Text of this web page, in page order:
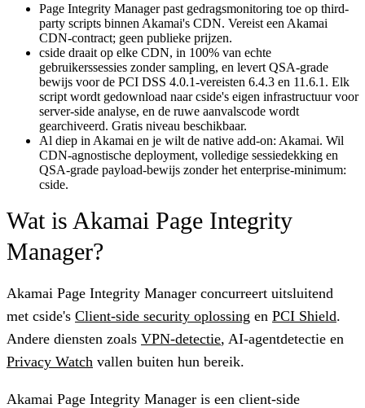
Page Integrity Manager past gedragsmonitoring toe op third-
party scripts binnen Akamai's CDN. Vereist een Akamai
CDN-contract; geen publieke prijzen.
cside draait op elke CDN, in 100% van echte
gebruikerssessies zonder sampling, en levert QSA-grade
bewijs voor de PCI DSS 4.0.1-vereisten 6.4.3 en 11.6.1. Elk
script wordt gedownload naar cside's eigen infrastructuur voor
server-side analyse, en de ruwe aanvalscode wordt
gearchiveerd. Gratis niveau beschikbaar.
Al diep in Akamai en je wilt de native add-on: Akamai. Wil
CDN-agnostische deployment, volledige sessiedekking en
QSA-grade payload-bewijs zonder het enterprise-minimum:
cside.
Wat is Akamai Page Integrity
Manager?
Akamai Page Integrity Manager concurreert uitsluitend
met cside's Client-side security oplossing en PCI Shield.
Andere diensten zoals VPN-detectie, AI-agentdetectie en
Privacy Watch vallen buiten hun bereik.
Akamai Page Integrity Manager is een client-side